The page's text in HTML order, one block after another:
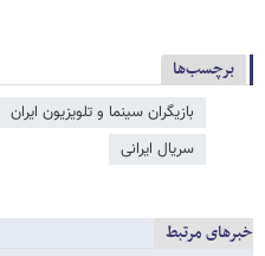
برچسب‌ها
بازیگران سینما و تلویزیون ایران
سریال ایرانی
خبرهای مرتبط